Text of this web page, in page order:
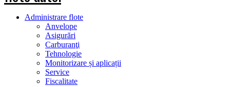
Administrare flote
Anvelope
Asigurări
Carburanţi
Tehnologie
Monitorizare și aplicații
Service
Fiscalitate